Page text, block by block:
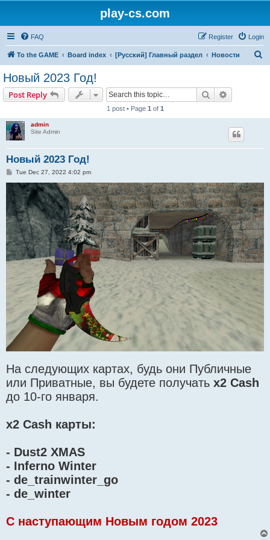
play-cs.com
FAQ Login
Register
To the GAME Board index [Русский] Главный раздел Новости
Новый 2023 Год!
Post Reply Search
1 post • Page 1 of 1
admin
Site Admin
Новый 2023 Год!
P
t
Tue Dec 27, 2022 4:02 pm
На следующих картах, будь они Публичные
или Приватные, вы будете получать x2 Cash
до 10-го января.
x2 Cash карты:
- Dust2 XMAS
- Inferno Winter
- de_trainwinter_go
- de_winter
C наступающим Новым годом 2023